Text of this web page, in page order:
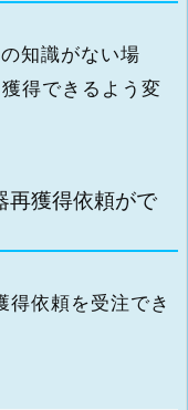
知識がない場
得できるよう変
再獲得依頼がで
得依頼を受注でき